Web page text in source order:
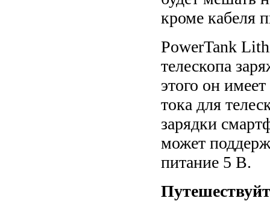
кроме кабеля
PowerTank
телескопа
этого он
тока для
зарядки
может
питание 5 В.